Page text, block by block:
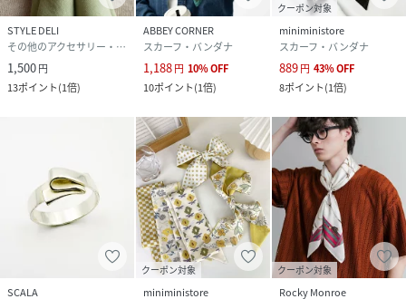
STYLE DELI
その他のアクセサリー・腕時計
1,500円
13ポイント(1倍)
ABBEY CORNER
スカーフ・バンダナ
1,188円 10%OFF
10ポイント(1倍)
クーポン対象
miniministore
スカーフ・バンダナ
889円 43%OFF
8ポイント(1倍)
SCALA
クーポン対象
miniministore
クーポン対象
Rocky Monroe